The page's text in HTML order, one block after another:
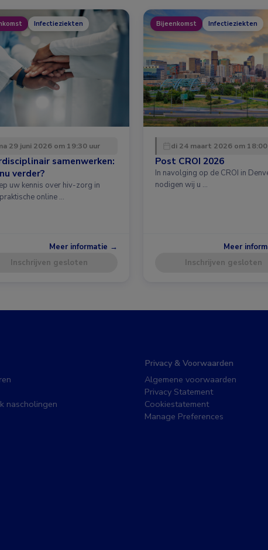
Infectieziekten
29 juni 2026 om 19:30 uur
samenwerken:
verder?
uw kennis over hiv-zorg in
online …
Meer informatie →
Inschrijven gesloten
Bijeenkomst Infectieziekten
di 24 maart 2026 om
Post CROI 2026
In navolging op de CROI in
nodigen wij u …
Meer
Inschrijven gesloten
nascholingen
Privacy & Voorwaarden
Algemene voorwaarden
Privacy Statement
Cookiestatement
Manage Preferences